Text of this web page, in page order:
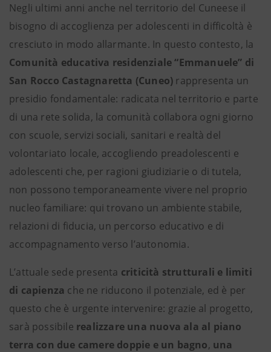
Negli ultimi anni anche nel territorio del Cuneese il
bisogno di accoglienza per adolescenti in difficoltà è
cresciuto in modo allarmante. In questo contesto, la
Comunità educativa residenziale “Emmanuele” di
San Rocco Castagnaretta (Cuneo) rappresenta un
presidio fondamentale: radicata nel territorio e parte
di una rete solida, la comunità collabora ogni giorno
con scuole, servizi sociali, sanitari e realtà del
volontariato locale, accogliendo preadolescenti e
adolescenti che, per ragioni giudiziarie o di tutela,
non possono temporaneamente vivere nel proprio
nucleo familiare: qui trovano un ambiente stabile,
relazioni di fiducia, un percorso educativo e di
accompagnamento verso l’autonomia.
L’attuale sede presenta criticità strutturali e limiti
di capienza che ne riducono il potenziale, ed è per
questo che è urgente intervenire: grazie al progetto,
sarà possibile realizzare una nuova ala al piano
terra con due camere doppie e un bagno, una